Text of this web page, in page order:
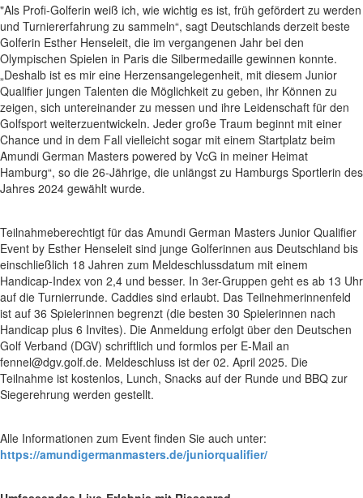
"Als Profi-Golferin weiß ich, wie wichtig es ist, früh gefördert zu werden
und Turniererfahrung zu sammeln“, sagt Deutschlands derzeit beste
Golferin Esther Henseleit, die im vergangenen Jahr bei den
Olympischen Spielen in Paris die Silbermedaille gewinnen konnte.
„Deshalb ist es mir eine Herzensangelegenheit, mit diesem Junior
Qualifier jungen Talenten die Möglichkeit zu geben, ihr Können zu
zeigen, sich untereinander zu messen und ihre Leidenschaft für den
Golfsport weiterzuentwickeln. Jeder große Traum beginnt mit einer
Chance und in dem Fall vielleicht sogar mit einem Startplatz beim
Amundi German Masters powered by VcG in meiner Heimat
Hamburg“, so die 26-Jährige, die unlängst zu Hamburgs Sportlerin des
Jahres 2024 gewählt wurde.
Teilnahmeberechtigt für das Amundi German Masters Junior Qualifier
Event by Esther Henseleit sind junge Golferinnen aus Deutschland bis
einschließlich 18 Jahren zum Meldeschlussdatum mit einem
Handicap-Index von 2,4 und besser. In 3er-Gruppen geht es ab 13 Uhr
auf die Turnierrunde. Caddies sind erlaubt. Das Teilnehmerinnenfeld
ist auf 36 Spielerinnen begrenzt (die besten 30 Spielerinnen nach
Handicap plus 6 Invites). Die Anmeldung erfolgt über den Deutschen
Golf Verband (DGV) schriftlich und formlos per E-Mail an
fennel@dgv.golf.de. Meldeschluss ist der 02. April 2025. Die
Teilnahme ist kostenlos, Lunch, Snacks auf der Runde und BBQ zur
Siegerehrung werden gestellt.
Alle Informationen zum Event finden Sie auch unter:
https://amundigermanmasters.de/juniorqualifier/